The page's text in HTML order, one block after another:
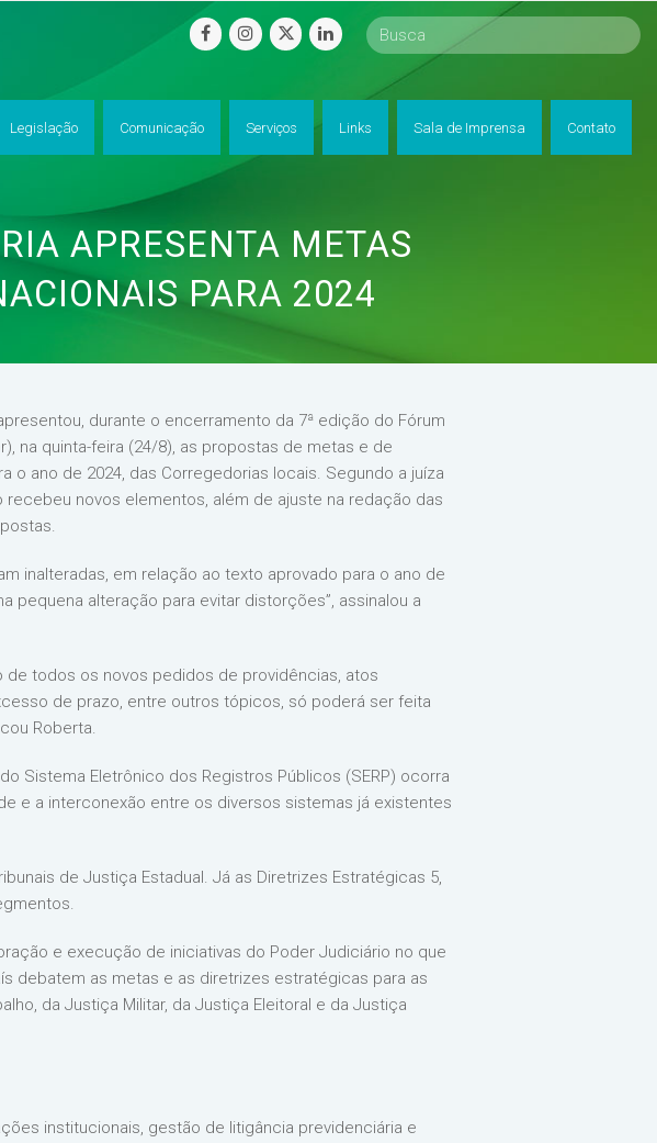
facebookinstagram
twitterlinkedin
Legislação Comunicação Serviços Links Sala de Imprensa Contato
APRESENTA METAS
PARA 2024
durante o encerramento da 7ª edição do Fórum
na quinta-feira (24/8), as propostas de metas e de
o ano de 2024, das Corregedorias locais. Segundo a juíza
recebeu novos elementos, além de ajuste na redação das
inalteradas, em relação ao texto aprovado para o ano de
pequena alteração para evitar distorções”, assinalou a
todos os novos pedidos de providências, atos
de prazo, entre outros tópicos, só poderá ser feita
Roberta.
Sistema Eletrônico dos Registros Públicos (SERP) ocorra
e a interconexão entre os diversos sistemas já existentes
de Justiça Estadual. Já as Diretrizes Estratégicas 5,
e execução de iniciativas do Poder Judiciário no que
debatem as metas e as diretrizes estratégicas para as
da Justiça Militar, da Justiça Eleitoral e da Justiça
institucionais, gestão de litigância previdenciária e